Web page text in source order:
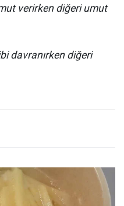
verirken diğeri umut
davranırken diğeri